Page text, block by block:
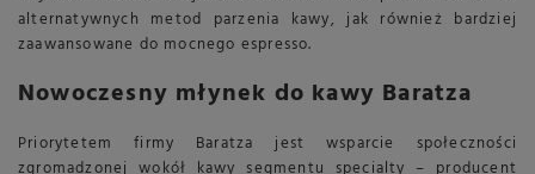
alternatywnych metod parzenia kawy, jak również bardziej
zaawansowane do mocnego espresso.
Nowoczesny młynek do kawy Baratza
Priorytetem firmy Baratza jest wsparcie społeczności
zgromadzonej wokół kawy segmentu specialty – producent